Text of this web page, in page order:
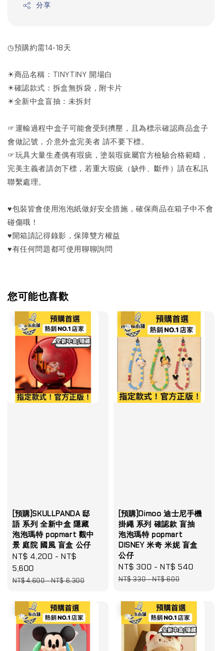
分享
◷預購約需14-18天
☀商品名稱：TINYTINY 開場白
☀確認款式：拆盒無拆袋，附卡片
☀全新中盒盲抽：未拆封
☞運輸過程中盒子可能會受到擠壓，且為標示確認商品盒子
會做記號，介意外盒完美者 請不要下標。
☞玩具大量生產偶有瑕疵，塗裝瑕疵屬官方檢驗合格範疇，
完美主義者請勿下標，若重大瑕疵（缺件、斷件）請在私訊
聯繫處理。
♥包裝皆會使用泡泡紙做好安全措施，確保商品在箱子中不會
碰傷哦！
♥開箱請記得錄影，保障雙方權益
♥有任何問題都可使用聊聊詢問
您可能也喜歡
[預購]SKULLPANDA 邸
語 系列 全新中盒 隱藏
泡泡瑪特 popmart 觀中
景 庭院 國風 盲盒 公仔
Sale
price
NT$ 4,200 -NT$
5,600
Regular
NT$ 4,600-NT$ 6,300
[預購]Dimoo 迪士尼手機
掛繩 系列 確認款 盲抽
泡泡瑪特 popmart
DISNEY 米奇 米妮 盲盒
公仔
Sale
price
NT$ 300 -NT$ 540
NT$ 330-NT$ 600